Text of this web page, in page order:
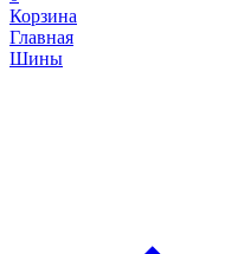
Корзина
Главная
Шины